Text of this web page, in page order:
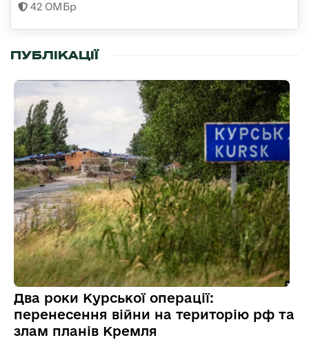
42 ОМБр
ПУБЛІКАЦІЇ
Два роки Курської операції:
перенесення війни на територію рф та
злам планів Кремля